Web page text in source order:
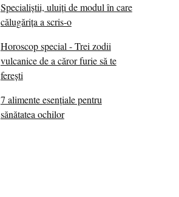
Specialiştii, uluiţi de modul în care
călugărița a scris-o
Horoscop special - Trei zodii
vulcanice de a căror furie să te
ferești
7 alimente esenţiale pentru
sănătatea ochilor